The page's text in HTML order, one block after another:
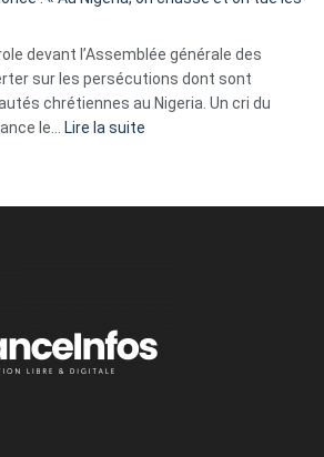
ses
tripes »
devant l’Assemblée générale des
sur les persécutions dont sont
chrétiennes au Nigeria. Un cri du
le… Lire la suite
Nigeria,